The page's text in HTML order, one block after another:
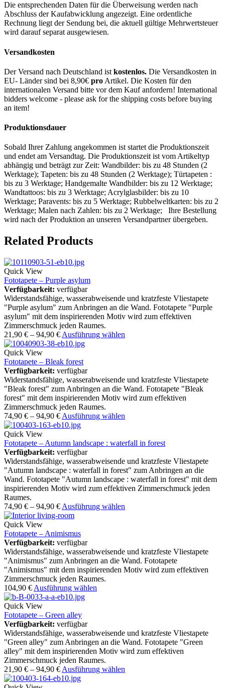
Die entsprechenden Daten für die Überweisung werden nach
Abschluss der Kaufabwicklung angezeigt. Eine ordentliche
Rechnung liegt der Sendung bei, die aktuell gültige Mehrwertsteuer
wird darauf separat ausgewiesen.
Versandkosten
Der Versand nach Deutschland ist kostenlos. Die Versandkosten in
EU- Länder sind bei 8,90€ pro Artikel. Die Kosten für den
internationalen Versand bitte vor dem Kauf anfordern! International
bidders welcome - please ask for the shipping costs before buying
an item!
Produktionsdauer
Sobald Ihrer Zahlung angekommen ist startet die Produktionszeit
und endet am Versandtag. Die Produktionszeit ist vom Artikeltyp
abhängig und beträgt zur Zeit: Wandbilder: bis zu 48 Stunden (2
Werktage); Tapeten: bis zu 48 Stunden (2 Werktage); Türtapeten :
bis zu 3 Werktage; Handgemalte Wandbilder: bis zu 12 Werktage;
Wandtattoos: bis zu 3 Werktage; Acrylglasbilder: bis zu 10
Werktage; Paravents: bis zu 5 Werktage; Rubbelweltkarten: bis zu 2
Werktage; Malen nach Zahlen: bis zu 2 Werktage; Ihre Bestellung
wird nach der Produktion an unseren Versandpartner übergeben.
Related Products
Quick View
Fototapete – Purple asylum
Verfügbarkeit: verfügbar
Widerstandsfähige, wasserabweisende und kratzfeste Vliestapete
"Purple asylum" zum Anbringen an die Wand. Fototapete "Purple
asylum" mit dem inspirierenden Motiv wird zum effektiven
Zimmerschmuck jeden Raumes.
21,90 € – 94,90 € Ausführung wählen
Quick View
Fototapete – Bleak forest
Verfügbarkeit: verfügbar
Widerstandsfähige, wasserabweisende und kratzfeste Vliestapete
"Bleak forest" zum Anbringen an die Wand. Fototapete "Bleak
forest" mit dem inspirierenden Motiv wird zum effektiven
Zimmerschmuck jeden Raumes.
74,90 € – 94,90 € Ausführung wählen
Quick View
Fototapete – Autumn landscape : waterfall in forest
Verfügbarkeit: verfügbar
Widerstandsfähige, wasserabweisende und kratzfeste Vliestapete
"Autumn landscape : waterfall in forest" zum Anbringen an die
Wand. Fototapete "Autumn landscape : waterfall in forest" mit dem
inspirierenden Motiv wird zum effektiven Zimmerschmuck jeden
Raumes.
74,90 € – 94,90 € Ausführung wählen
Quick View
Fototapete – Animismus
Verfügbarkeit: verfügbar
Widerstandsfähige, wasserabweisende und kratzfeste Vliestapete
"Animismus" zum Anbringen an die Wand. Fototapete
"Animismus" mit dem inspirierenden Motiv wird zum effektiven
Zimmerschmuck jeden Raumes.
104,90 € Ausführung wählen
Quick View
Fototapete – Green alley
Verfügbarkeit: verfügbar
Widerstandsfähige, wasserabweisende und kratzfeste Vliestapete
"Green alley" zum Anbringen an die Wand. Fototapete "Green
alley" mit dem inspirierenden Motiv wird zum effektiven
Zimmerschmuck jeden Raumes.
21,90 € – 94,90 € Ausführung wählen